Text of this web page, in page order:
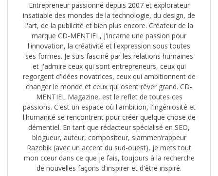
Entrepreneur passionné depuis 2007 et explorateur
insatiable des mondes de la technologie, du design, de
l'art, de la publicité et bien plus encore. Créateur de la
marque CD-MENTIEL, j'incarne une passion pour
l'innovation, la créativité et l'expression sous toutes
ses formes. Je suis fasciné par les relations humaines
et j'admire ceux qui sont entrepreneurs, ceux qui
regorgent d'idées novatrices, ceux qui ambitionnent de
changer le monde et ceux qui osent rêver grand. CD-
MENTIEL Magazine, est le reflet de toutes ces
passions. C'est un espace où l'ambition, l'ingéniosité et
l'humanité se rencontrent pour créer quelque chose de
démentiel. En tant que rédacteur spécialisé en SEO,
blogueur, auteur, compositeur, slammer/rappeur
Razobik (avec un accent du sud-ouest), je mets tout
mon cœur dans ce que je fais, toujours à la recherche
de nouvelles façons d'inspirer et d'être inspiré.